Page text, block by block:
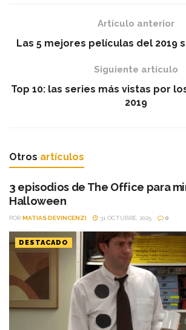
Artículo anterior
Las 5 mejores películas del 2019
Siguiente artículo
Top 10: las series más vistas por
2019
Otros artículos
3 episodios de The Office para
Halloween
POR MATIAS DEVINCENZI 31 OCTUBRE, 2025 0
DESTACADO